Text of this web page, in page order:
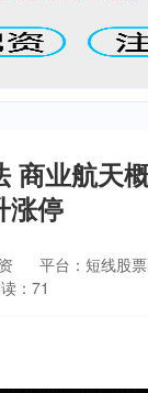
商业航天
涨停
平台：短线股
：71